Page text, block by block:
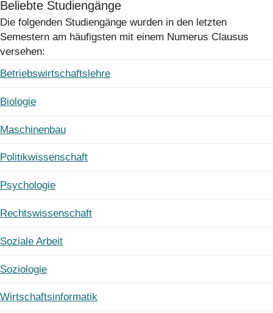
Beliebte Studiengänge
Die folgenden Studiengänge wurden in den letzten
Semestern am häufigsten mit einem Numerus Clausus
versehen:
Betriebswirtschaftslehre
Biologie
Maschinenbau
Politikwissenschaft
Psychologie
Rechtswissenschaft
Soziale Arbeit
Soziologie
Wirtschaftsinformatik